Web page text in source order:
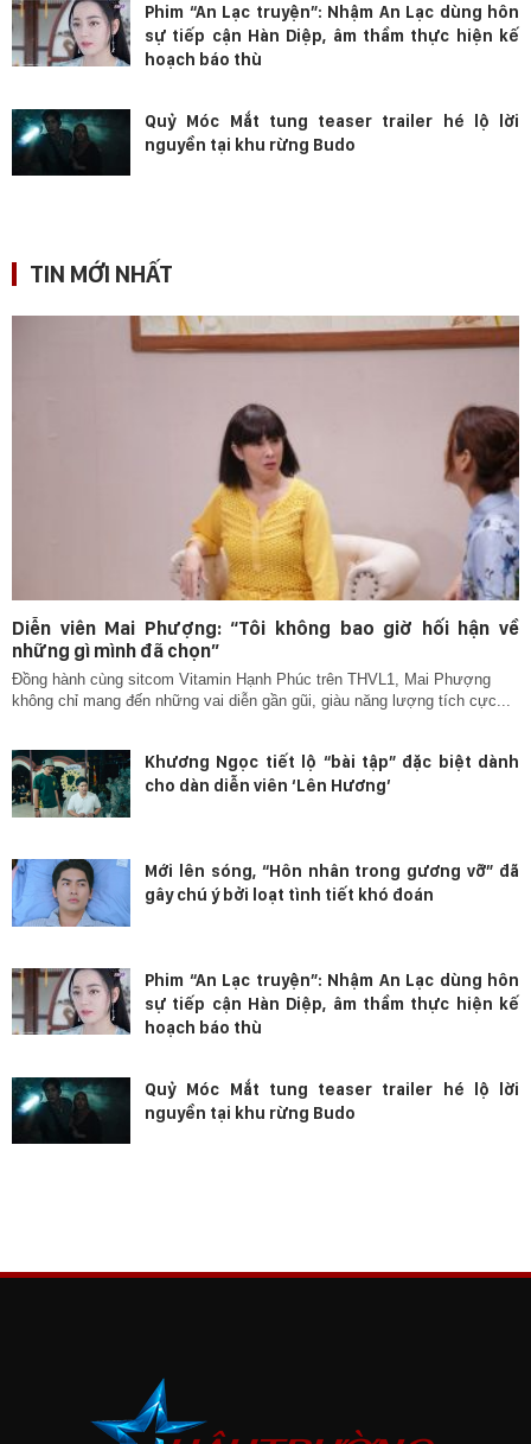
Phim “An Lạc truyện”: Nhậm An Lạc dùng hôn
sự tiếp cận Hàn Diệp, âm thầm thực hiện kế
hoạch báo thù
Quỷ Móc Mắt tung teaser trailer hé lộ lời
nguyền tại khu rừng Budo
TIN MỚI NHẤT
Diễn viên Mai Phượng: “Tôi không bao giờ hối hận về
những gì mình đã chọn”
Đồng hành cùng sitcom Vitamin Hạnh Phúc trên THVL1, Mai Phượng
không chỉ mang đến những vai diễn gần gũi, giàu năng lượng tích cực...
Khương Ngọc tiết lộ “bài tập” đặc biệt dành
cho dàn diễn viên ‘Lên Hương’
Mới lên sóng, “Hôn nhân trong gương vỡ” đã
gây chú ý bởi loạt tình tiết khó đoán
Phim “An Lạc truyện”: Nhậm An Lạc dùng hôn
sự tiếp cận Hàn Diệp, âm thầm thực hiện kế
hoạch báo thù
Quỷ Móc Mắt tung teaser trailer hé lộ lời
nguyền tại khu rừng Budo